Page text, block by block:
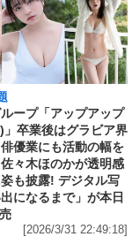
ープ「アップアップ
」卒業後はグラビア界
優業にも活動の幅を
々木ほのかが透明感
も披露! デジタル写
になるまで」が本日
[2026/3/31 22:49:18]